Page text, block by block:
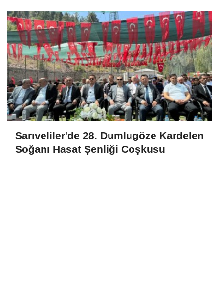
Sarıveliler'de 28. Dumlugöze Kardelen
Soğanı Hasat Şenliği Coşkusu